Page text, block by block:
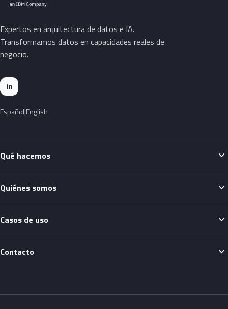
Expertos en arquitectura de datos e IA.
Transformamos datos en capacidades reales de
negocio.
in
Español English
Qué hacemos expand_more
Quiénes somos expand_more
Casos de uso expand_more
Contacto expand_more